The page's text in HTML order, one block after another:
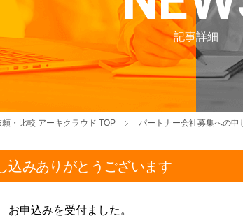
記事詳細
・比較 アーキクラウド TOP パートナー会社募集への申
込みありがとうございます
お申込みを受付ました。